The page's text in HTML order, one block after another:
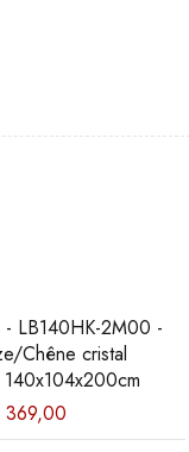
- LB140HK-2M00 -
Chêne cristal
369,00